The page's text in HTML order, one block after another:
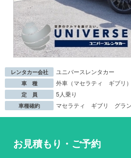
レンタカー会社 ユニバースレンタカー
車 種 外車（マセラティ ギブリ）
定 員 5人乗り
車種確約 マセラティ ギブリ グラ
お見積もり・ご予約